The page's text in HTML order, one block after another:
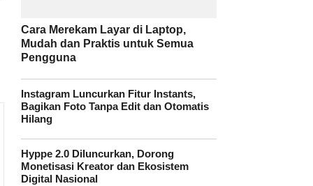
Cara Merekam Layar di Laptop,
Mudah dan Praktis untuk Semua
Pengguna
Instagram Luncurkan Fitur Instants,
Bagikan Foto Tanpa Edit dan Otomatis
Hilang
Hyppe 2.0 Diluncurkan, Dorong
Monetisasi Kreator dan Ekosistem
Digital Nasional